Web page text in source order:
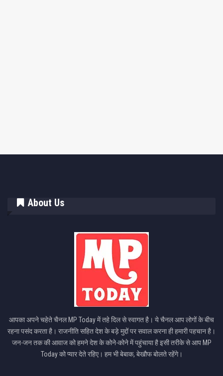
About Us
आपका अपने चहेते चैनल MP Today में तहे दिल से स्वागत है। ये चैनल आप लोगों के बीच
रहना पसंद करता है। राजनीति सहित देश के बड़े मुद्दों पर सवाल करना ही हमारी पहचान है।
जन-जन तक की आवाज को हमने देश के कोने-कोने में पहुंचाया है इसी तरीके से आप MP
Today को प्यार देते रहिए। हम भी बेबाक, बेखौफ बोलते रहेंगे।